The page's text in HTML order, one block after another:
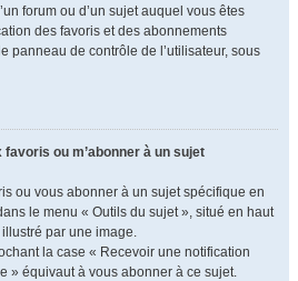
forum ou d’un sujet auquel vous êtes
des favoris et des abonnements
panneau de contrôle de l’utilisateur, sous
ou m’abonner à un sujet
ou vous abonner à un sujet spécifique en
le menu « Outils du sujet », situé en haut
par une image.
la case « Recevoir une notification
» équivaut à vous abonner à ce sujet.